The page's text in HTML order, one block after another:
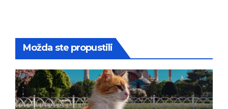
Možda ste propustili